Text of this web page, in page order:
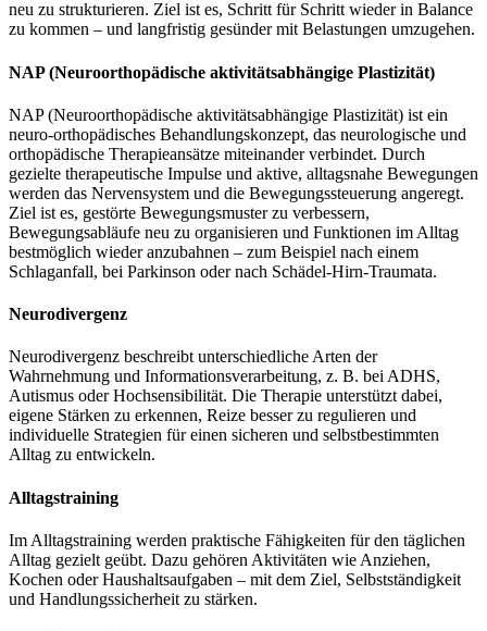
neu zu strukturieren. Ziel ist es, Schritt für Schritt wieder in Balance
zu kommen – und langfristig gesünder mit Belastungen umzugehen.
NAP (Neuroorthopädische aktivitätsabhängige Plastizität)
NAP (Neuroorthopädische aktivitätsabhängige Plastizität) ist ein
neuro-orthopädisches Behandlungskonzept, das neurologische und
orthopädische Therapieansätze miteinander verbindet. Durch
gezielte therapeutische Impulse und aktive, alltagsnahe Bewegungen
werden das Nervensystem und die Bewegungssteuerung angeregt.
Ziel ist es, gestörte Bewegungsmuster zu verbessern,
Bewegungsabläufe neu zu organisieren und Funktionen im Alltag
bestmöglich wieder anzubahnen – zum Beispiel nach einem
Schlaganfall, bei Parkinson oder nach Schädel-Hirn-Traumata.
Neurodivergenz
Neurodivergenz beschreibt unterschiedliche Arten der
Wahrnehmung und Informationsverarbeitung, z. B. bei ADHS,
Autismus oder Hochsensibilität. Die Therapie unterstützt dabei,
eigene Stärken zu erkennen, Reize besser zu regulieren und
individuelle Strategien für einen sicheren und selbstbestimmten
Alltag zu entwickeln.
Alltagstraining
Im Alltagstraining werden praktische Fähigkeiten für den täglichen
Alltag gezielt geübt. Dazu gehören Aktivitäten wie Anziehen,
Kochen oder Haushaltsaufgaben – mit dem Ziel, Selbstständigkeit
und Handlungssicherheit zu stärken.